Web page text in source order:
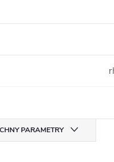
PARAMETRY